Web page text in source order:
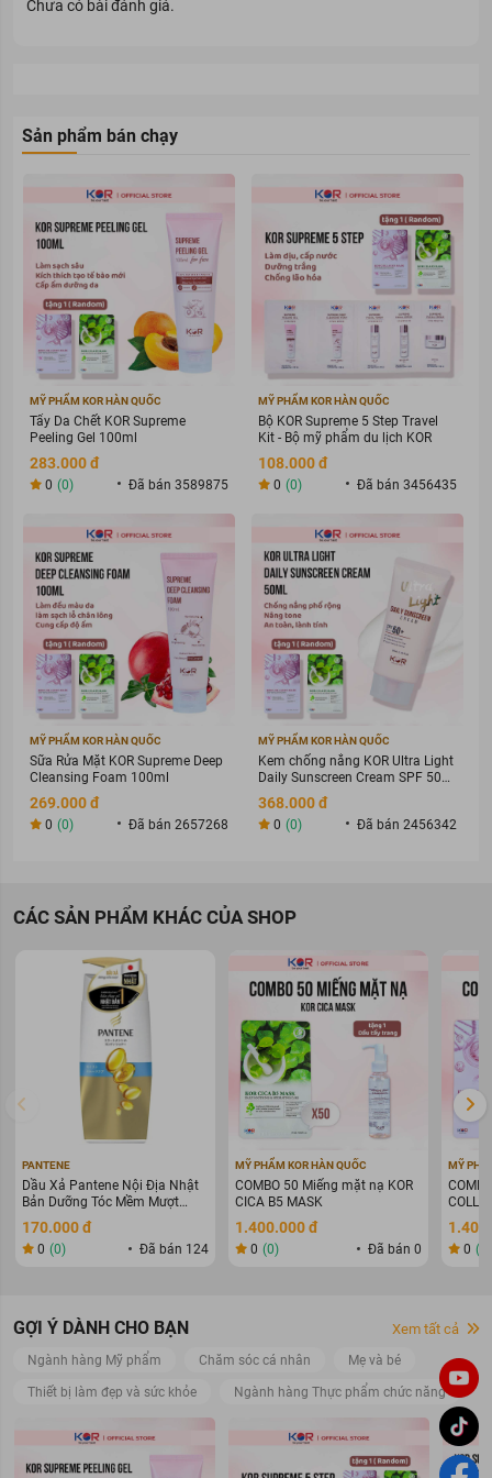
Chưa có bài đánh giá.
Sản phẩm bán chạy
MỸ PHẨM KOR HÀN QUỐC
Tẩy Da Chết KOR Supreme
Peeling Gel 100ml
283.000 đ
0 (0) Đã bán 3589875
MỸ PHẨM KOR HÀN QUỐC
Bộ KOR Supreme 5 Step Travel
Kit - Bộ mỹ phẩm du lịch KOR
108.000 đ
0 (0) Đã bán 3456435
MỸ PHẨM KOR HÀN QUỐC
Sữa Rửa Mặt KOR Supreme Deep
Cleansing Foam 100ml
269.000 đ
0 (0) Đã bán 2657268
MỸ PHẨM KOR HÀN QUỐC
Kem chống nắng KOR Ultra Light
Daily Sunscreen Cream SPF 50+
PA ++++
368.000 đ
0 (0) Đã bán 2456342
CÁC SẢN PHẨM KHÁC CỦA SHOP
PANTENE
Dầu Xả Pantene Nội Địa Nhật
Bản Dưỡng Tóc Mềm Mượt
400g
170.000 đ
0 (0) Đã bán 124
MỸ PHẨM KOR HÀN QUỐC
COMBO 50 Miếng mặt nạ KOR
CICA B5 MASK
1.400.000 đ
0 (0) Đã bán 0
MỸ
0 (0)
GỢI Ý DÀNH CHO BẠN
Ngành hàng Mỹ phẩm Chăm sóc cá nhân Mẹ và bé
Thiết bị làm đẹp và sức khỏe Ngành hàng Thực phẩm chức năng
Xem tất cả